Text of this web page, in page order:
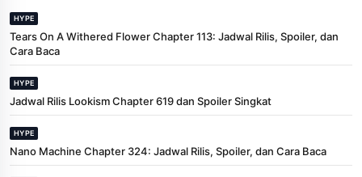
HYPE
Tears On A Withered Flower Chapter 113: Jadwal Rilis, Spoiler, dan
Cara Baca
HYPE
Jadwal Rilis Lookism Chapter 619 dan Spoiler Singkat
HYPE
Nano Machine Chapter 324: Jadwal Rilis, Spoiler, dan Cara Baca